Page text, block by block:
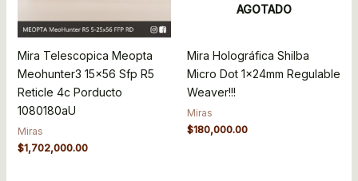
Mira Telescopica Meopta
Meohunter3 15×56 Sfp R5
Reticle 4c Porducto
1080180aU
Miras
$1,702,000.00
AGOTADO
Mira Holográfica Shilba
Micro Dot 1x24mm Regulable
Weaver!!!
Miras
$180,000.00